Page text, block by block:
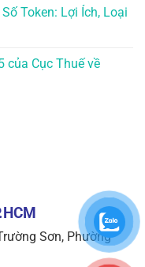
Token: Lợi Ích, Loại
của Cục Thuế về
Sơn, Phường